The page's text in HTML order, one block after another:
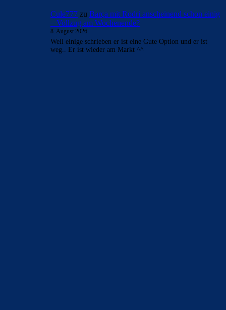
Cule777 zu Barça mit Rodri anscheinend schon einig
– Vollzug am Wochenende?
8. August 2026
Weil einige schrieben er ist eine Gute Option und er ist
weg.. Er ist wieder am Markt ^^